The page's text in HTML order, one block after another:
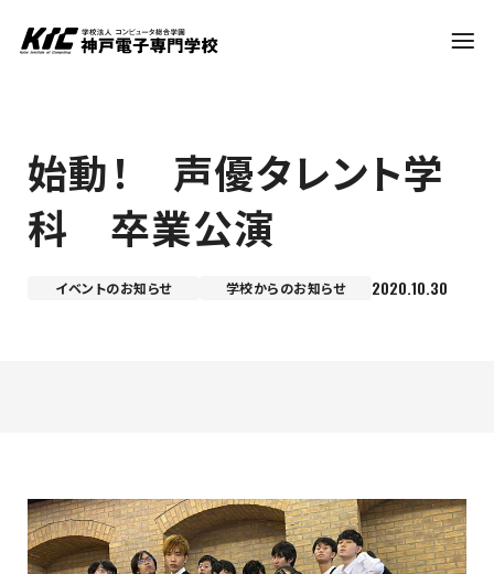
学科・コース
訪問者別
最新のお知らせ
始動！ 声優タレント学
科 卒業公演
イベントのお知らせ 学校からのお知らせ 2020.10.30